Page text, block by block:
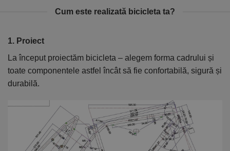
Cum este realizată bicicleta ta?
1. Proiect
La început proiectăm bicicleta – alegem forma cadrului și
toate componentele astfel încât să fie confortabilă, sigură și
durabilă.